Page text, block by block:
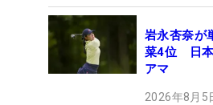
岩永杏奈が
菜4位 日本
アマ
2026年8月5